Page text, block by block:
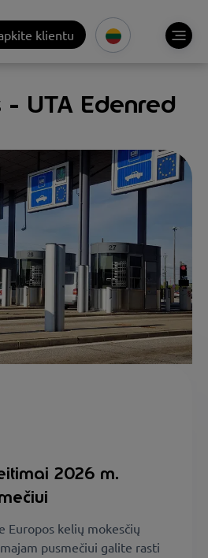
klientu
UTA Edenred
2026 m.
Europos kelių mokesčių
pusmečiui galite rasti